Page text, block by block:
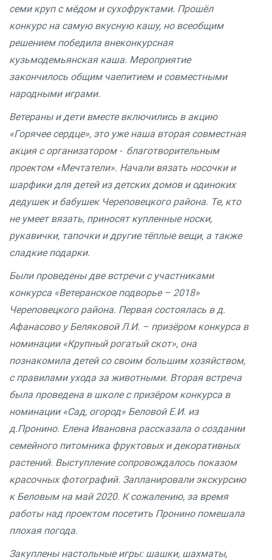
семи круп с мёдом и сухофруктами. Прошёл
конкурс на самую вкусную кашу, но всеобщим
решением победила внеконкурсная
кузьмодемьянская каша. Мероприятие
закончилось общим чаепитием и совместными
народными играми.
Ветераны и дети вместе включились в акцию
«Горячее сердце», это уже наша вторая совместная
акция с организатором - благотворительным
проектом «Мечтатели». Начали вязать носочки и
шарфики для детей из детских домов и одиноких
дедушек и бабушек Череповецкого района. Те, кто
не умеет вязать, приносят купленные носки,
рукавички, тапочки и другие тёплые вещи, а также
сладкие подарки.
Были проведены две встречи с участниками
конкурса «Ветеранское подворье – 2018»
Череповецкого района. Первая состоялась в д.
Афанасово у Беляковой Л.И. – призёром конкурса в
номинации «Крупный рогатый скот», она
познакомила детей со своим большим хозяйством,
с правилами ухода за животными. Вторая встреча
была проведена в школе с призёром конкурса в
номинации «Сад, огород» Беловой Е.И. из
д.Пронино. Елена Ивановна рассказала о создании
семейного питомника фруктовых и декоративных
растений. Выступление сопровождалось показом
красочных фотографий. Запланировали экскурсию
к Беловым на май 2020. К сожалению, за время
работы над проектом посетить Пронино помешала
плохая погода.
Закуплены настольные игры: шашки, шахматы,